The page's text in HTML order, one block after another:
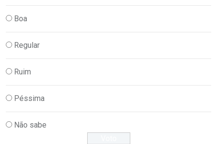
Boa
Regular
Ruim
Péssima
Não sabe